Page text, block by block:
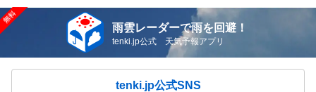
雨雲レーダーで雨を回避！
tenki.jp公式 天気予報アプリ
tenki.jp公式SNS